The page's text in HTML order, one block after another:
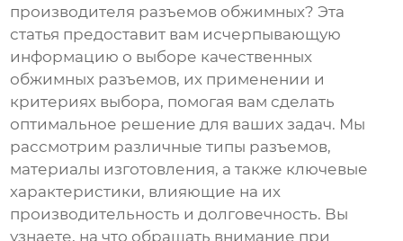
производителя разъемов обжимных? Эта
статья предоставит вам исчерпывающую
информацию о выборе качественных
обжимных разъемов, их применении и
критериях выбора, помогая вам сделать
оптимальное решение для ваших задач. Мы
рассмотрим различные типы разъемов,
материалы изготовления, а также ключевые
характеристики, влияющие на их
производительность и долговечность. Вы
узнаете, на что обращать внимание при